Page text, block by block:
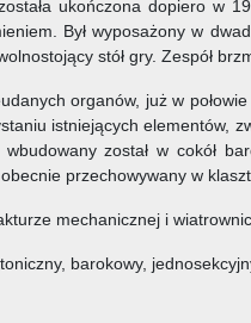
ukończona dopiero w
Był wyposażony w
stół gry. Zespół
organów, już w
istniejących elementów,
wbudowany został w cokół
przechowywany w
mechanicznej i
barokowy,